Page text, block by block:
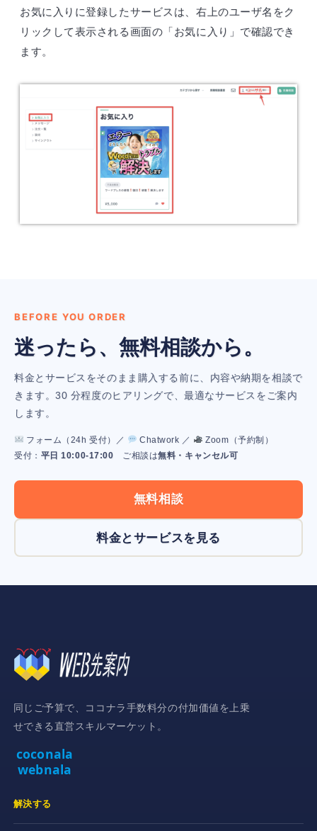
お気に入りに登録したサービスは、右上のユーザ名をク
リックして表示される画面の「お気に入り」で確認でき
ます。
BEFORE YOU ORDER
迷ったら、無料相談から。
料金とサービスをそのまま購入する前に、内容や納期を相談で
きます。30 分程度のヒアリングで、最適なサービスをご案内
します。
フォーム（24h 受付）／ Chatwork ／
Zoom（予約制）
受付： 平日 10:00-17:00 ご相談は無料・キャンセル可
無料相談
料金とサービスを見る
同じご予算で、ココナラ手数料分の付加価値を上乗
せできる直営スキルマーケット。
coconala
webnala
解決する